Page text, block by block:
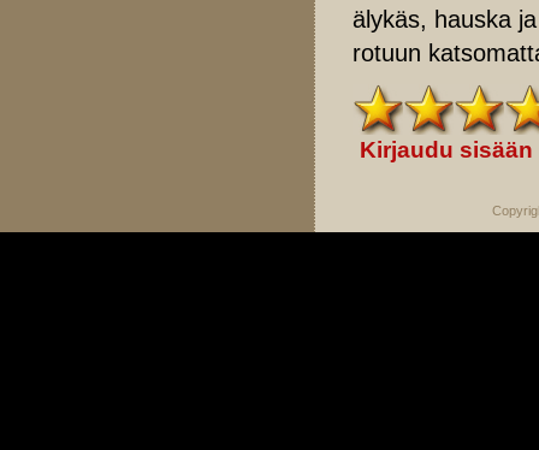
älykäs, hauska
rotuun
Kirjaudu sisään